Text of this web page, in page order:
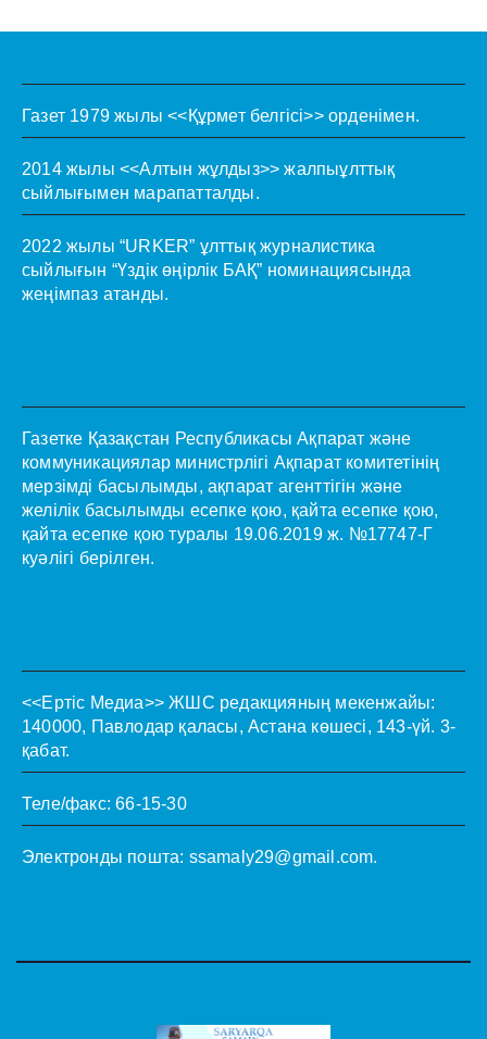
Газет 1979 жылы <<Құрмет белгісі>> орденімен.
2014 жылы <<Алтын жұлдыз>> жалпыұлттық
сыйлығымен марапатталды.
2022 жылы “URKER” ұлттық журналистика
сыйлығын “Үздік өңірлік БАҚ” номинациясында
жеңімпаз атанды.
Газетке Қазақстан Республикасы Ақпарат және
коммуникациялар министрлігі Ақпарат комитетінің
мерзімді басылымды, ақпарат агенттігін және
желілік басылымды есепке қою, қайта есепке қою,
қайта есепке қою туралы 19.06.2019 ж. №17747-Г
куәлігі берілген.
<<Ертіс Медиа>> ЖШС редакцияның мекенжайы:
140000, Павлодар қаласы, Астана көшесі, 143-үй. 3-
қабат.
Теле/факс: 66-15-30
Электронды пошта: ssamaly29@gmail.com.